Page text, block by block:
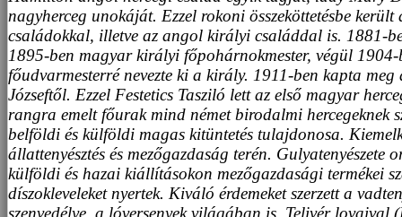
nagyherceg unokáját. Ezzel rokoni összeköttetésbe
családokkal, illetve az angol királyi családdal is. 1881-
1895-ben magyar királyi főpohárnokmester, végül
főudvarmesterré nevezte ki a király. 1911-ben kapta
Józseftől. Ezzel Festetics Tasziló lett az első magyar
rangra emelt főurak mind német birodalmi hercegeknek
belföldi és külföldi magas kitüntetés tulajdonosa.
állattenyésztés és mezőgazdaság terén.
külföldi és hazai kiállításokon mezőgazdasági termékei
díszokleveleket nyertek. Kiváló érdemeket szerzett a
szenvedélye, a lóversenyek világában is. Telivér lovaival